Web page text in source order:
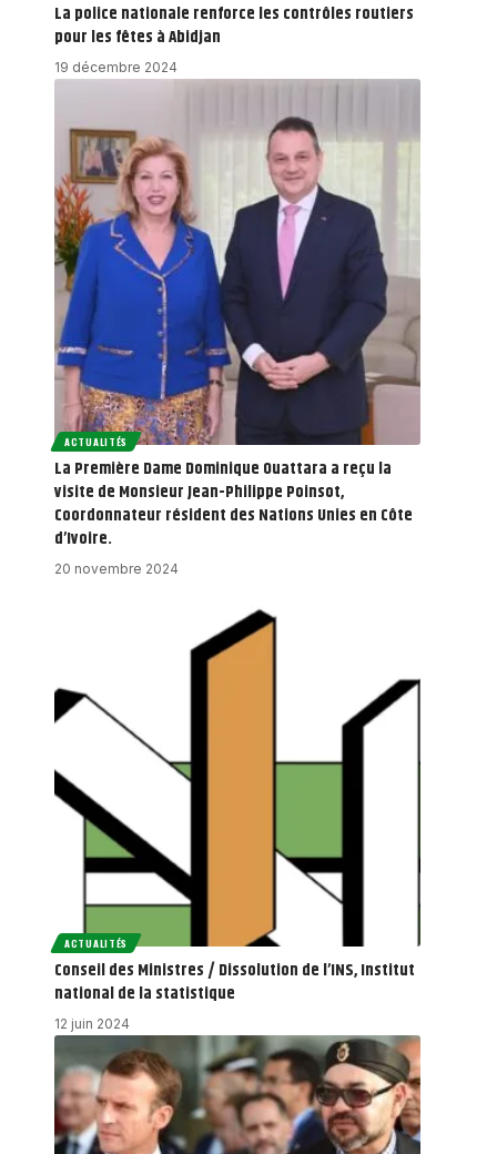
La police nationale renforce les contrôles routiers
pour les fêtes à Abidjan
19 décembre 2024
ACTUALITÉS
La Première Dame Dominique Ouattara a reçu la
visite de Monsieur Jean-Philippe Poinsot,
Coordonnateur résident des Nations Unies en Côte
d’Ivoire.
20 novembre 2024
ACTUALITÉS
Conseil des Ministres / Dissolution de l’INS, Institut
national de la statistique
12 juin 2024